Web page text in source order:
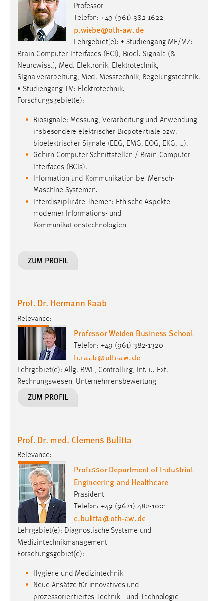
Professor
Telefon: +49 (961) 382-1622
p.wiebe@oth-aw.de
Lehrgebiet(e): • Studiengang ME/MZ:
Brain-Computer-Interfaces (BCI), Bioel. Signale (&
Neurowiss.), Med. Elektronik, Elektrotechnik,
Signalverarbeitung, Med. Messtechnik, Regelungstechnik.
• Studiengang TM: Elektrotechnik.
Forschungsgebiet(e):
Biosignale: Messung, Verarbeitung und Anwendung
insbesondere elektrischer Biopotentiale bzw.
bioelektrischer Signale (EEG, EMG, EOG, EKG, …).
Gehirn-Computer-Schnittstellen / Brain-Computer-
Interfaces (BCIs).
Information und Kommunikation bei Mensch-
Maschine-Systemen.
Interdisziplinäre Themen: Ethische Aspekte
moderner Informations- und
Kommunikationstechnologien.
ZUM PROFIL
Prof. Dr. Hermann Raab
Relevance:
Professor Weiden Business School
Telefon: +49 (961) 382-1320
h.raab@oth-aw.de
Lehrgebiet(e): Allg. BWL, Controlling, Int. u. Ext.
Rechnungswesen, Unternehmensbewertung
ZUM PROFIL
Prof. Dr. med. Clemens Bulitta
Relevance:
Professor Department of Industrial
Engineering and Healthcare
Präsident
Telefon: +49 (9621) 482-1001
c.bulitta@oth-aw.de
Lehrgebiet(e): Diagnostische Systeme und
Medizintechnikmanagement
Forschungsgebiet(e):
Hygiene und Medizintechnik
Neue Ansätze für innovatives und
prozessorientiertes Technik- und Technologie-